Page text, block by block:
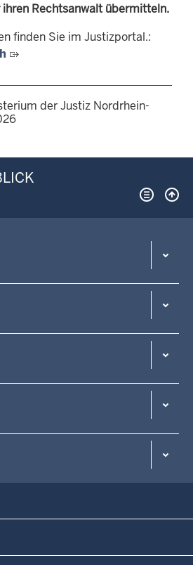
Rechtsanwalt übermitteln.
finden Sie im Justizportal.:
der Justiz Nordrhein-